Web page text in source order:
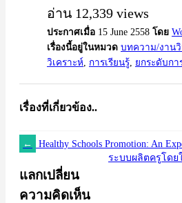
อ่าน 12,339 views
ประกาศเมื่อ 15 June 2558 โดย
เรื่องนี้อยู่ในหมวด บทความ/งานวิ
วิเคราะห์
การเรียนรู้ ยกระดับกา
เรื่องที่เกี่ยวข้อง..
←
Healthy Schools Promotion: An
ระบบผลิตครูโดย
แลกเปลี่ยน
ความคิดเห็น